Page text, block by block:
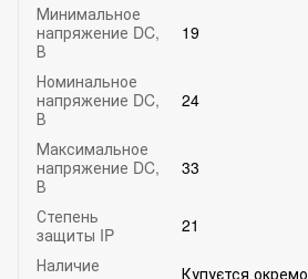
Минимальное
напряжение DC,
В
19
Номинальное
напряжение DC,
В
24
Максимальное
напряжение DC,
В
33
Степень
защиты IP
21
Наличие
Купуєтся окремо